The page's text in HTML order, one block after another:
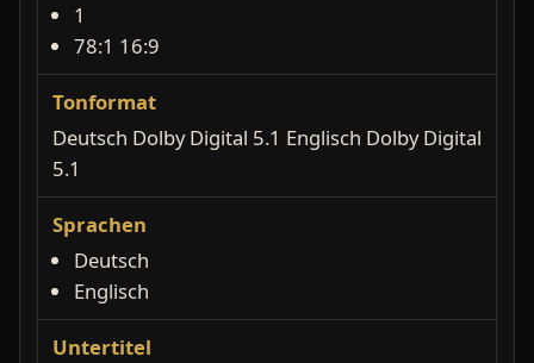
1
78:1 16:9
Tonformat
Deutsch Dolby Digital 5.1 Englisch Dolby Digital
5.1
Sprachen
Deutsch
Englisch
Untertitel